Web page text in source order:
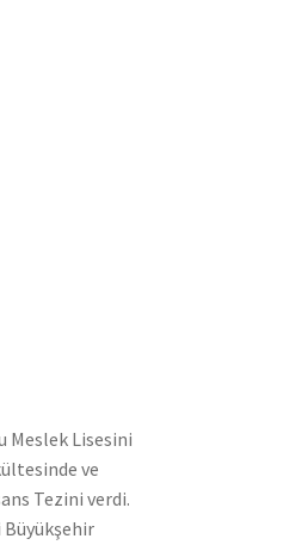
Meslek Lisesini
ve
Tezini verdi.